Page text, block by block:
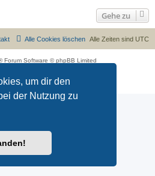
um dir den
der Nutzung zu
Gehe zu
Alle Zeiten sind UTC
Alle Cookies löschen
Forum Software © phpBB Limited
| Nutzungsbedingungen